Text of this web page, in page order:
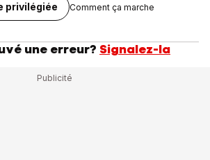
privilégiée Comment ça marche
une erreur? Signalez-la